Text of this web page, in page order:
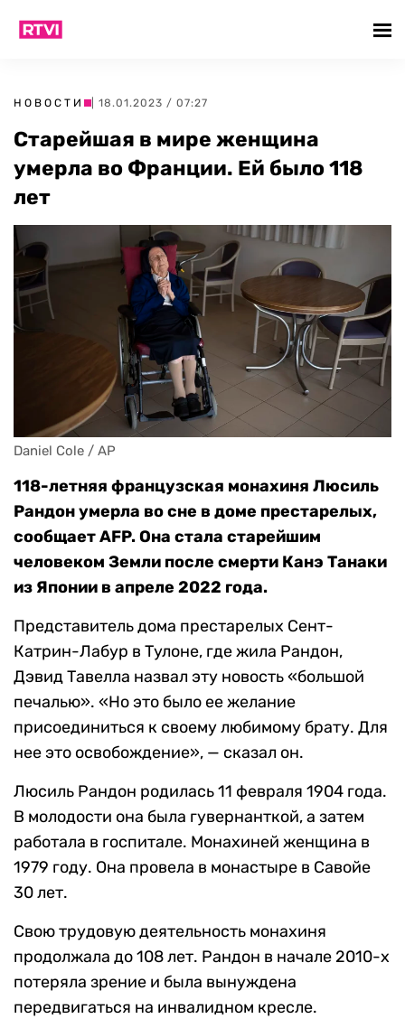
НОВОСТИ | 18.01.2023 / 07:27
Старейшая в мире женщина
умерла во Франции. Ей было 118
лет
Daniel Cole / AP
118-летняя французская монахиня Люсиль
Рандон умерла во сне в доме престарелых,
сообщает AFP. Она стала старейшим
человеком Земли после смерти Канэ Танаки
из Японии в апреле 2022 года.
Представитель дома престарелых Сент-
Катрин-Лабур в Тулоне, где жила Рандон,
Дэвид Тавелла назвал эту новость «большой
печалью». «Но это было ее желание
присоединиться к своему любимому брату. Для
нее это освобождение», — сказал он.
Люсиль Рандон родилась 11 февраля 1904 года.
В молодости она была гувернанткой, а затем
работала в госпитале. Монахиней женщина в
1979 году. Она провела в монастыре в Савойе
30 лет.
Свою трудовую деятельность монахиня
продолжала до 108 лет. Рандон в начале 2010-х
потеряла зрение и была вынуждена
передвигаться на инвалидном кресле.